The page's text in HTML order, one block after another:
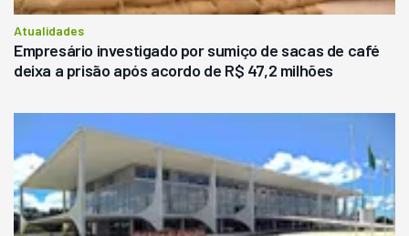
Atualidades
Empresário investigado por sumiço de sacas de café
deixa a prisão após acordo de R$ 47,2 milhões